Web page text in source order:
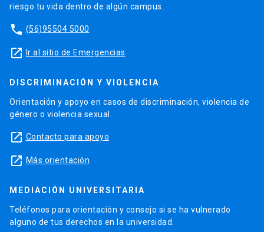
riesgo tu vida dentro de algún campus.
phone (56)95504 5000
launch Ir al sitio de Emergencias
DISCRIMINACIÓN Y VIOLENCIA
Orientación y apoyo en casos de discriminación, violencia de
género o violencia sexual.
launch Contacto para apoyo
launch Más orientación
MEDIACIÓN UNIVERSITARIA
Teléfonos para orientación y consejo si se ha vulnerado
alguno de tus derechos en la universidad.